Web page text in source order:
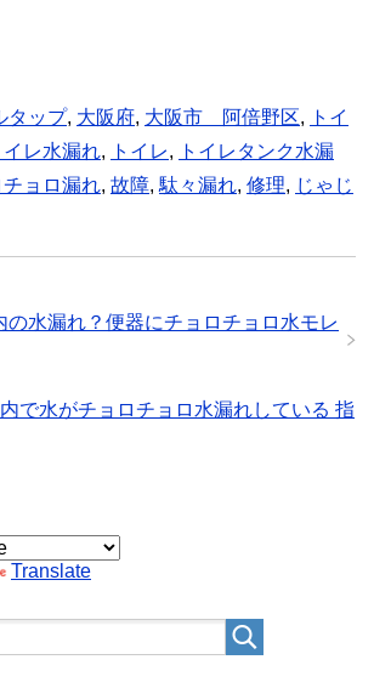
タップ, 大阪府, 大阪市 阿倍野区,
トイ
イレ水漏れ, トイレ,
トイレタンク水漏
ョロ漏れ, 故障,駄々漏れ, 修理, じゃじ
の水漏れ？便器にチョロチョロ水モレ
内で水がチョロチョロ水漏れしている 指
Translate